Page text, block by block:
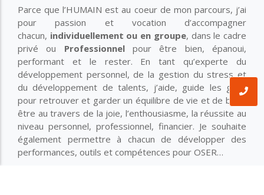
Parce que l’HUMAIN est au coeur de mon parcours, j’ai
pour passion et vocation d’accompagner
chacun, individuellement ou en groupe, dans le cadre
privé ou Professionnelpour être bien, épanoui,
performant et le rester. En tant qu’experte du
développement personnel, de la gestion du stress et
du développement de talents, j’aide, guide les gens
pour retrouver et garder un équilibre de vie et de bien-
être au travers de la joie, l’enthousiasme, la réussite au
niveau personnel, professionnel, financier. Je souhaite
également permettre à chacun de développer des
performances, outils et compétences pour OSER…